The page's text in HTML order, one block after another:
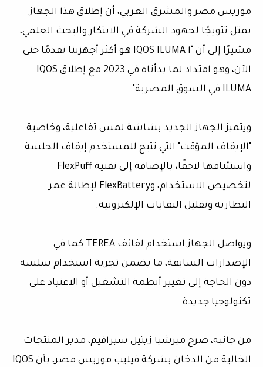
موريس مصر والمشرق العربي، أن إطلاق هذا الجهاز
يمثل تتويجًا لجهود الشركة في الابتكار والبحث العلمي،
مشيرًا إلى أن "IQOS ILUMA i هو أكثر أجهزتنا تقدمًا حتى
الآن، وهو امتداد لما بدأناه في 2023 مع إطلاق IQOS
ILUMA في السوق المصرية".
ويتميز الجهاز الجديد بشاشة لمس تفاعلية، وخاصية
"الإيقاف المؤقت" التي تتيح للمستخدم إيقاف الجلسة
واستئنافها لاحقًا، بالإضافة إلى تقنية FlexPuff
لتخصيص الاستخدام، وFlexBattery لإطالة عمر
البطارية وتقليل النفايات الإلكترونية.
ويواصل الجهاز استخدام لفائف TEREA كما في
الإصدارات السابقة، ما يضمن تجربة استخدام سلسة
دون الحاجة إلى تغيير أنظمة التشغيل أو الاعتياد على
تكنولوجيا جديدة.
من جانبه، صرح ميرشيا زيتيل سيرافيم، مدير المنتجات
الخالية من الدخان بشركة فيليب موريس مصر، بأن IQOS